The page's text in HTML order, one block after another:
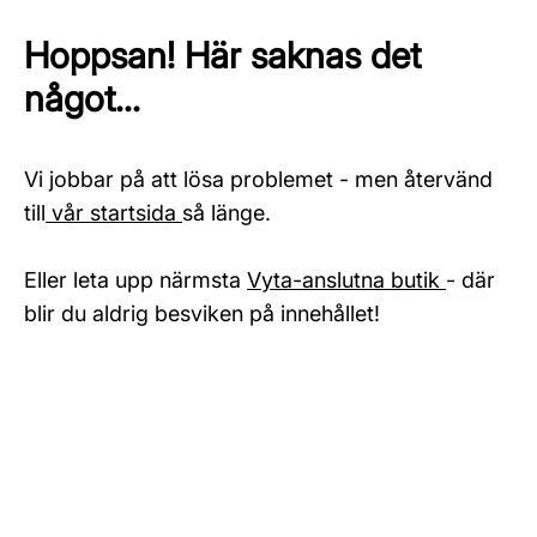
Hoppsan! Här saknas det
något...
Vi jobbar på att lösa problemet - men återvänd
till vår startsida så länge.
Eller leta upp närmsta Vyta-anslutna butik - där
blir du aldrig besviken på innehållet!